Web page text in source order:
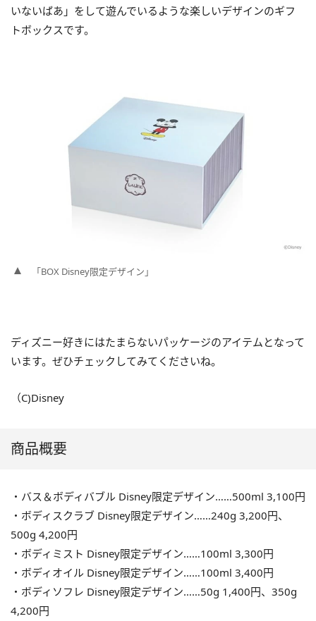
いないばあ」をして遊んでいるような楽しいデザインのギフ
トボックスです。
「BOX Disney限定デザイン」
ディズニー好きにはたまらないパッケージのアイテムとなって
います。ぜひチェックしてみてくださいね。
（C)Disney
商品概要
・バス＆ボディバブル Disney限定デザイン……500ml 3,100円
・ボディスクラブ Disney限定デザイン……240g 3,200円、
500g 4,200円
・ボディミスト Disney限定デザイン……100ml 3,300円
・ボディオイル Disney限定デザイン……100ml 3,400円
・ボディソフレ Disney限定デザイン……50g 1,400円、350g
4,200円